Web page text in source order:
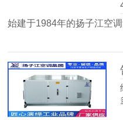
始建于1984年的扬子江空